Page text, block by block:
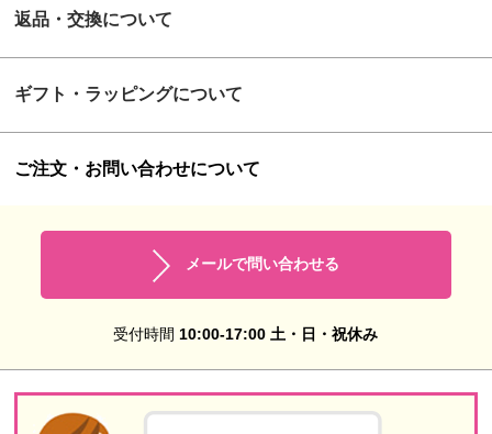
返品・交換について
ギフト・ラッピングについて
ご注文・お問い合わせについて
メールで問い合わせる
受付時間 10:00-17:00 土・日・祝休み